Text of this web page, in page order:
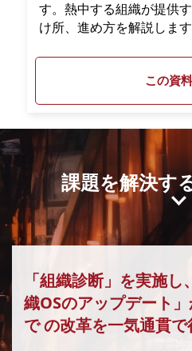
す。熱中する組織が提供
け所、進め方を解説します
この資
課題を解決す
「組織診断」を実施
織OSのアップデート
での改革を一気通貫で